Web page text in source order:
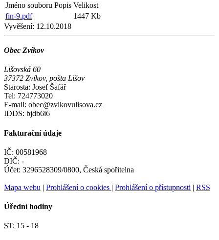
Jméno souboru Popis Velikost
fin-9.pdf
1447 Kb
Vyvěšení: 12.10.2018
Obec Zvíkov
Lišovská 60
37372 Zvíkov, pošta Lišov
Starosta: Josef Šafář
Tel: 724773020
E-mail: obec@zvikovulisova.cz
IDDS: bjdb6i6
Fakturační údaje
IČ: 00581968
DIČ: -
Účet: 3296528309/0800, Česká spořitelna
Mapa webu | Prohlášení o cookies | Prohlášení o přístupnosti | RSS
Úřední hodiny
ST: 15 - 18